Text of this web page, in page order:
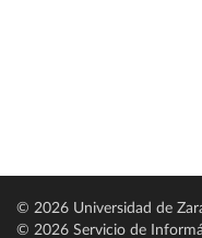
© 2026 Universidad de
© 2026 Servicio de